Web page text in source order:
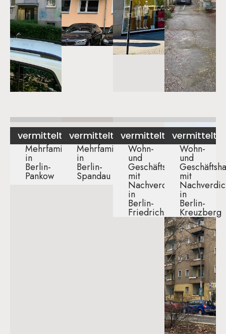
vermittelt
Mehrfamilienhaus
in
Berlin-
Pankow​
vermittelt
Mehrfamilienhaus
in
Berlin-
Spandau ​
vermittelt
Wohn-
und
Geschäftshaus
mit
Nachverdichtung
in
Berlin-
Friedrichshain​
vermittelt
Wohn-
und
mit
in
Berlin-
Kreuzberg​